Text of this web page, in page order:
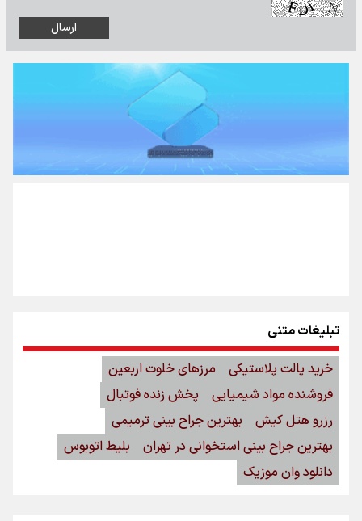
تبلیغات متنی
خرید پالت پلاستیکی
مرزهای خلوت اربعین
فروشنده مواد شیمیایی
پخش زنده فوتبال
رزرو هتل کیش
بهترین جراح بینی ترمیمی
بهترین جراح بینی استخوانی در تهران
بلیط اتوبوس
دانلود وان موزیک